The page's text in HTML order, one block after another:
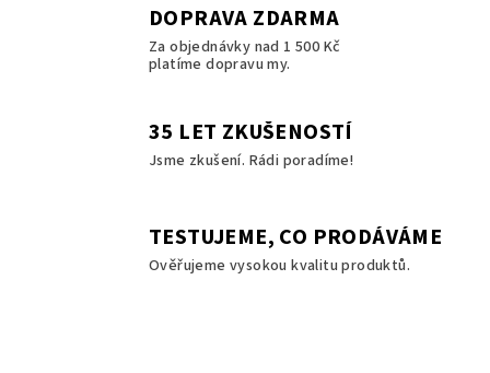
DOPRAVA ZDARMA
Za objednávky nad 1 500 Kč
platíme dopravu my.
35 LET ZKUŠENOSTÍ
Jsme zkušení. Rádi poradíme!
TESTUJEME, CO PRODÁVÁME
Ověřujeme vysokou kvalitu produktů.